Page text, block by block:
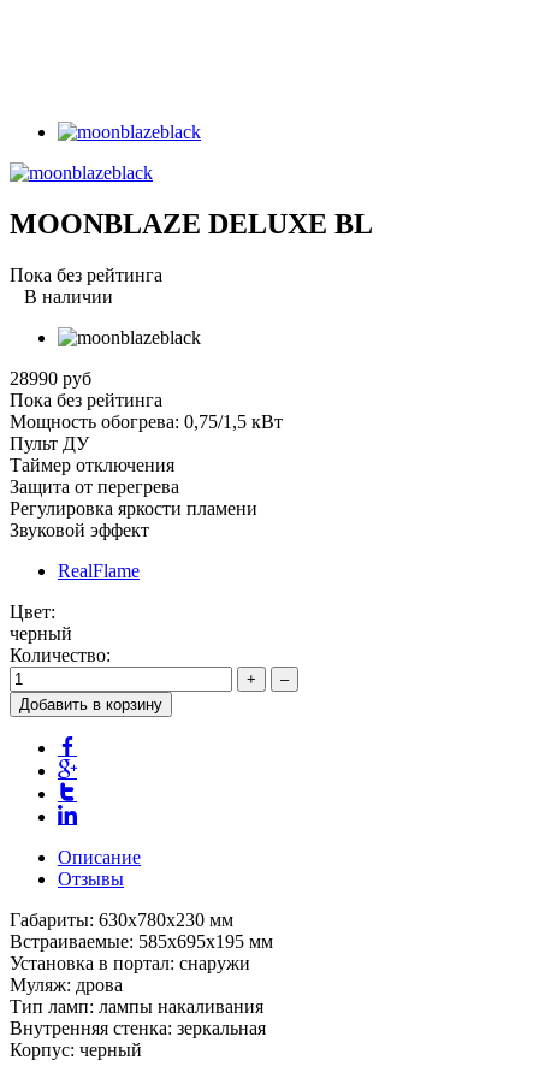
MOONBLAZE DELUXE BL
Пока без рейтинга
В наличии
28990 руб
Пока без рейтинга
Мощность обогрева: 0,75/1,5 кВт
Пульт ДУ
Таймер отключения
Защита от перегрева
Регулировка яркости пламени
Звуковой эффект
RealFlame
Цвет:
черный
Количество:
+
–
Добавить в корзину
Описание
Отзывы
Габариты: 630х780х230 мм
Встраиваемые: 585х695х195 мм
Установка в портал: снаружи
Муляж: дрова
Тип ламп: лампы накаливания
Внутренняя стенка: зеркальная
Корпус: черный